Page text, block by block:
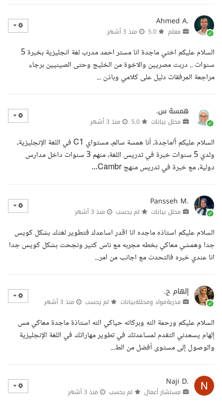
Ahmed A.
معلم منذ 3 أشهر
السلام عليكم اختي ماجدة انا مستر احمد مدرب لغة انجليزية بخبرة 5
سنوات .. دربت مصريين والاخوة من الخليج وحتى الصينيين برجاء
مراجعة المرفقات دليل على كلامي وباذن ...
همسة س.
محلل بيانات منذ 3 أشهر
السلام عليكم أ/ماجدة، أنا همسة سالم، مستواي C1 في اللغة الإنجليزية،
ولدي 5 سنوات خبرة في تدريس اللغة، منهم 3 سنوات داخل مدارس
دولية، مع خبرة في تدريس منهج Cambr...
Pansseh M.
محلل بيانات لم يحسب منذ 3 أشهر
السلام عليكم استاذه ماجده انا اقدر اساعدك فتطوير لغتك بشكل كويس
جدا وهمشي معاكي بخطه مجربه مع ناس كتير ونجحت بشكل كويس جدا
انا عندي خبره فالتحدث مع اجانب من امر...
إلهام ح.
مدربةمواد ومحللةبيانات لم يحسب منذ 3 أشهر
السلام عليكم ورحمة الله وبركاته حياكي الله استاذة ماجدة معاكي مس
إلهام يسعدني التقدم لمساعدتك في تطوير مهاراتك في اللغة الإنجليزية
والوصول إلى مستوى أفضل من الط...
Naji D.
مستشار أعمال لم يحسب منذ 3 أشهر